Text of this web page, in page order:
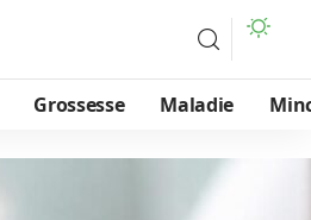
Grossesse Maladie